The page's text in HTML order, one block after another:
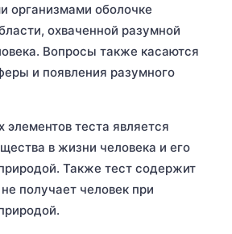
организмами оболочке
охваченной разумной
Вопросы также касаются
и появления разумного
теста является
в жизни человека и его
Также тест содержит
получает человек при